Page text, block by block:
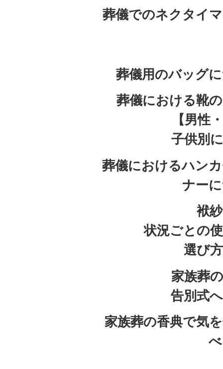
葬儀でのネクタイ
葬儀用のバッグ
葬儀における靴
【男性
子供別
葬儀におけるハン
ナー
袱
状況ごとの
選び
家族葬
告別式
家族葬の香典で気